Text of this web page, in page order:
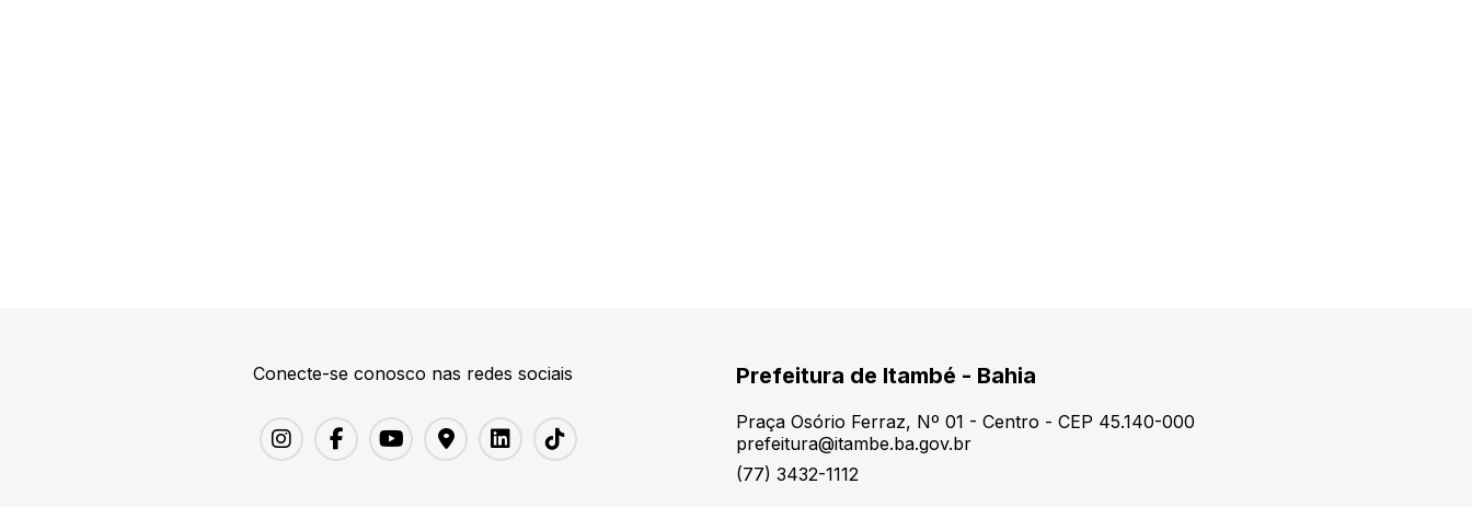
Conecte-se conosco nas redes sociais Prefeitura de Itambé - Bahia
Praça Osório Ferraz, Nº 01 - Centro - CEP 45.140-000
prefeitura@itambe.ba.gov.br
(77) 3432-1112